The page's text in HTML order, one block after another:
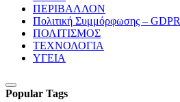
ΠΕΡΙΒΑΛΛΟΝ
Πολιτική Συμμόρφωσης – GDPR
ΠΟΛΙΤΙΣΜΟΣ
ΤΕΧΝΟΛΟΓΙΑ
ΥΓΕΙΑ
Popular Tags